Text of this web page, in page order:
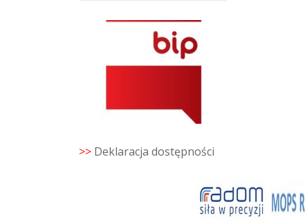
>> Deklaracja dostępności